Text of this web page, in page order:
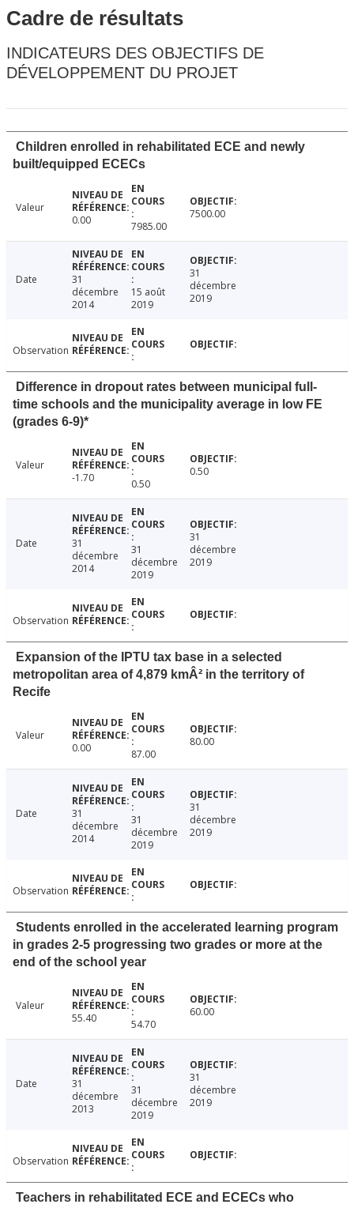
Cadre de résultats
INDICATEURS DES OBJECTIFS DE
DÉVELOPPEMENT DU PROJET
Children enrolled in rehabilitated ECE and newly
built/equipped ECECs
Valeur
0.00
7985.00
7500.00
Date
31
décembre
2014
15 août
2019
31
décembre
2019
Observation
Difference in dropout rates between municipal full-
time schools and the municipality average in low FE
(grades 6-9)*
Valeur
-1.70
0.50
0.50
Date
31
décembre
2014
31
décembre
2019
31
décembre
2019
Observation
Expansion of the IPTU tax base in a selected
metropolitan area of 4,879 kmÂ² in the territory of
Recife
Valeur
0.00
87.00
80.00
Date
31
décembre
2014
31
décembre
2019
31
décembre
2019
Observation
Students enrolled in the accelerated learning program
in grades 2-5 progressing two grades or more at the
end of the school year
Valeur
55.40
54.70
60.00
Date
31
décembre
2013
31
décembre
2019
31
décembre
2019
Observation
Teachers in rehabilitated ECE and ECECs who